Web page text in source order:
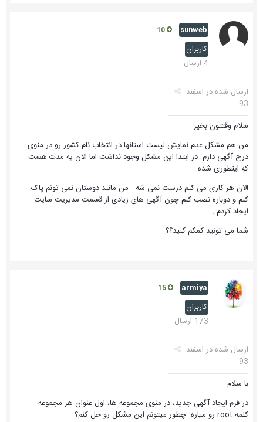
sunweb
کاربران
4 ارسال
ارسال شده در اسفند
93
سلام وقتتون بخیر
من هم مشکل عدم نمایش لیست استانها در انتخاب نام کشور رو در منوی
درج آگهی دارم .در ابتدا این مشکل وجود نداشت اما الان یه مدت هست
که اینطوری شده .
الان هر کاری می کنم درست نمی شه . من مانند دوستان نمی تونم پاک
کنم و دوباره نصب کنم چون آگهی های زیادی از قسمت مدیریت سایت
ایجاد کردم .
شما می تونید کمکم کنید؟؟
armiya
کاربران
173 ارسال
ارسال شده در اسفند
93
با سلام
در فرم ایجاد آگهی جدید، در منوی مجموعه ها، اول عنوان هر مجموعه
کلمه root رو میاره. چطور میتونم این مشکل رو حل کنم؟